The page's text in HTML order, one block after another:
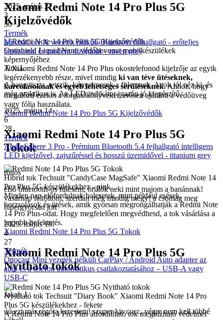
Xiaomi Redmi Note 14 Pro Plus 5G
Kijelzővédők
Optishield Liquid Nano védőbevonat mobilkészülékek
képernyőjéhez
A Xiaomi Redmi Note 14 Pro Plus okostelefonod kijelzője az egyik
legérzékenyebb része, mivel mindig ki van téve ütéseknek,
karcolásoknak és egyéb lehetséges sérüléseknek. Ahhoz, hogy
megelőzd ezeket a forgatókönyveket, erősen ajánlott a védőüveg
vagy fólia használata.
Xiaomi Redmi Note 14 Pro Plus 5G Kijelzővédők
Xiaomi Redmi Note 14 Pro Plus 5G
Tokok
Hibrid tok Techsuit "CandyCase MagSafe" Xiaomi Redmi Note 14
Pro Plus 5G készülékekhez - pink
Minden nap előfordulnak balesetek, mint például esések,
horzsolások és ütések, amik gyorsan megrongálhatják a Redmi Note
14 Pro Plus-odat. Hogy megfelelően megvédhesd, a tok vásárlása a
legjobb befektetés.
Xiaomi Redmi Note 14 Pro Plus 5G Tokok
Xiaomi Redmi Note 14 Pro Plus 5G
Nyitható tokok
Nyitható tok Techsuit "Diary Book" Xiaomi Redmi Note 14 Pro
Plus 5G készülékekhez - fekete
A Redmi Note 14 Pro Plus átfordítható tok megbízható védelmet
2025. május 27.
3
30
Termék
MechaCore X vezeték nélküli Bluetooth fülhallgató - erőteljes
basszussal és modern dizájnnal – raven grey
Tina.L
A hang tiszta, tetszik, kényelmesek a fülemnek. A tok jól néz ki, és
még praktikus is. Az LED indikátor igazán jó kiegészítő.
2025. május 14.
6
28
Termék
AudioSphere 3 Pro - Prémium Bluetooth 5.4 fejhallgató intelligens
LED kijelzővel, zajszűréssel és hosszú üzemidővel - titanium grey
milos
első bluetooth-os fülesem, örülök neki mint majom a banánnak!
vasárnap feltöltöm, szerdán még mindig megy! a csomag meg
hipergyorsan jött
2025. május 18.
4
27
Termék
Ottocast Mini vezeték nélküli CarPlay / Android Auto adapter az
autó és a telefon automatikus csatlakoztatásához – USB-A vagy
USB-C
Jakab J.
úú ezt már régóta kerestem! szuper kis cucc, végre nem kell többé